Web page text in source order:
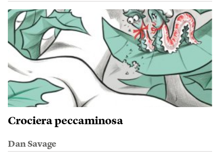
Crociera peccaminosa
Dan Savage